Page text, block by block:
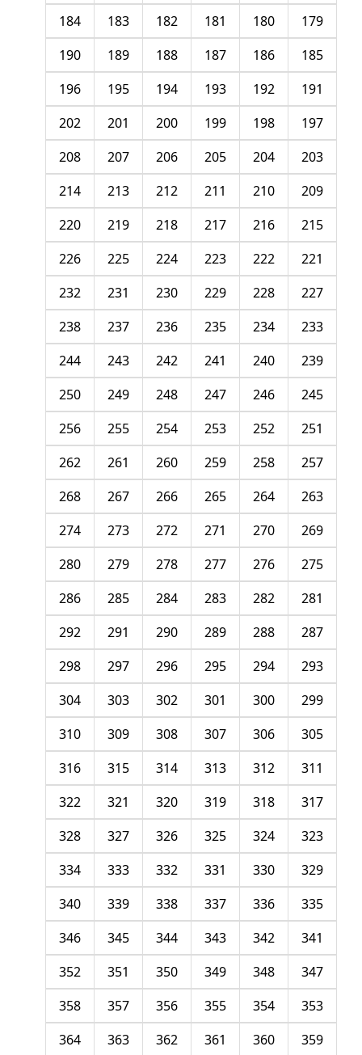
179
180
181
182
183
184
185
186
187
188
189
190
191
192
193
194
195
196
197
198
199
200
201
202
203
204
205
206
207
208
209
210
211
212
213
214
215
216
217
218
219
220
221
222
223
224
225
226
227
228
229
230
231
232
233
234
235
236
237
238
239
240
241
242
243
244
245
246
247
248
249
250
251
252
253
254
255
256
257
258
259
260
261
262
263
264
265
266
267
268
269
270
271
272
273
274
275
276
277
278
279
280
281
282
283
284
285
286
287
288
289
290
291
292
293
294
295
296
297
298
299
300
301
302
303
304
305
306
307
308
309
310
311
312
313
314
315
316
317
318
319
320
321
322
323
324
325
326
327
328
329
330
331
332
333
334
335
336
337
338
339
340
341
342
343
344
345
346
347
348
349
350
351
352
353
354
355
356
357
358
359
360
361
362
363
364